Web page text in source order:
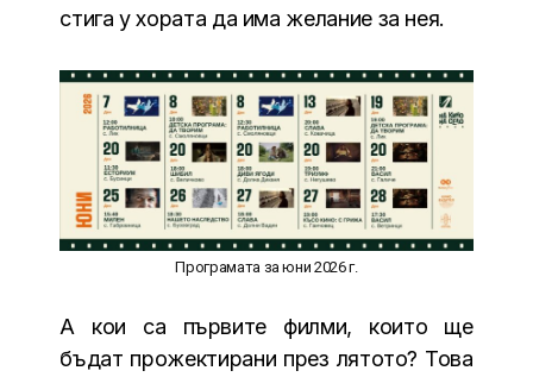
стига у хората да има желание за нея.
Програмата за юни 2026 г.
А кои са първите филми, които ще
бъдат прожектирани през лятото? Това